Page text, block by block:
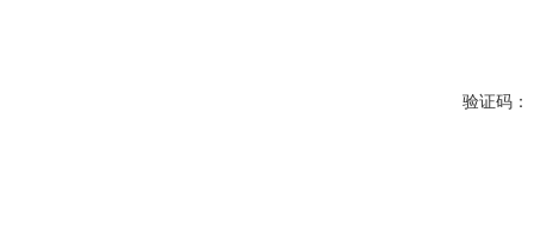
验证码：